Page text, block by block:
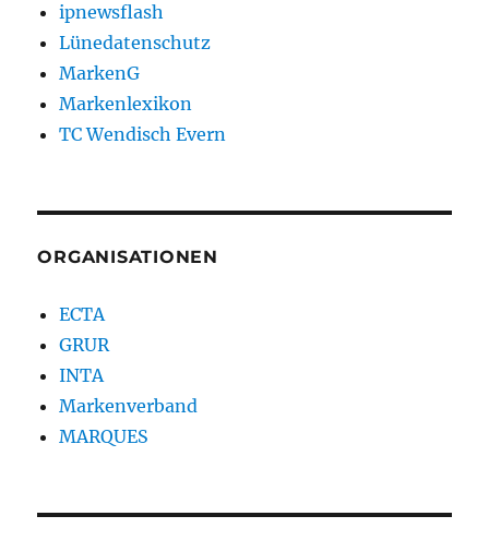
ipnewsflash
Lünedatenschutz
MarkenG
Markenlexikon
TC Wendisch Evern
ORGANISATIONEN
ECTA
GRUR
INTA
Markenverband
MARQUES